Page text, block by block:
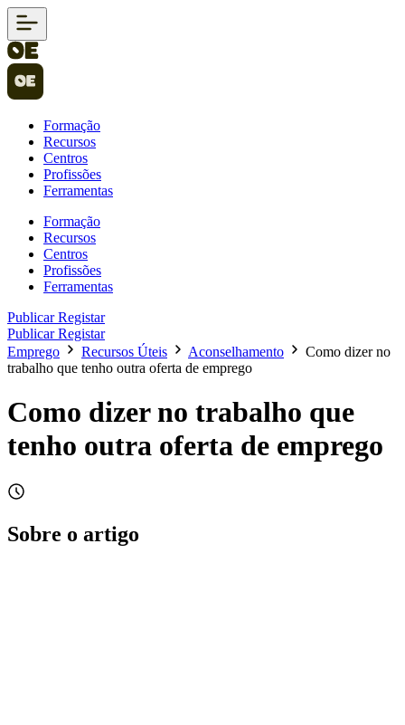
Formação
Recursos
Centros
Profissões
Ferramentas
Formação
Recursos
Centros
Profissões
Ferramentas
PublicarRegistar
PublicarRegistar
Emprego
Recursos Úteis Aconselhamento
Como dizer no
trabalho que tenho outra oferta de emprego
Como dizer no trabalho que
tenho outra oferta de emprego
Sobre o artigo